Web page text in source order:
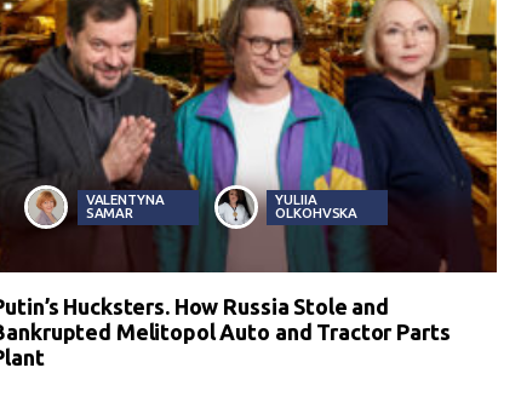
VALENTYNA
SAMAR
YULIIA
OLKOHVSKA
Hucksters. How Russia Stole and
Melitopol Auto and Tractor Parts